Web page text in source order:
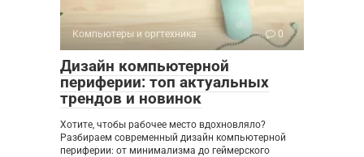
Компьютеры и оргтехника 0
Дизайн компьютерной
периферии: топ актуальных
трендов и новинок
Хотите, чтобы рабочее место вдохновляло?
Разбираем современный дизайн компьютерной
периферии: от минимализма до геймерского